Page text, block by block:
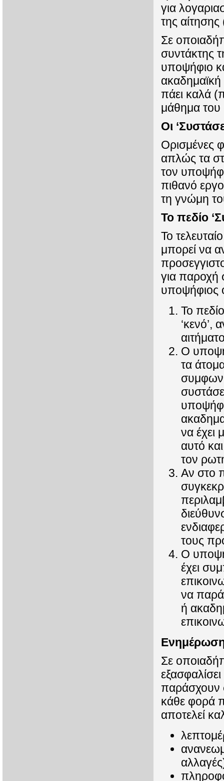
για
της
Σε
συντάκτης
υποψήφιο
ακαδημαϊκή
πάει καλά
μάθημα του
Οι
Ορισμένες
απλώς τα
τον
πιθανό
τη γνώμη
Το πεδίο
Το
μπορεί να
για παροχή
υποψήφιος
Το
‘κενό’,
Ο
τα
να έχει
αυτό
τον
Αν στο
τους
Ο
έχει
να
ή
Σε
παράσχουν
κάθε φορά
αποτελεί